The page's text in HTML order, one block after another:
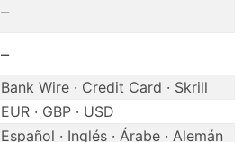
–
–
Bank Wire · Credit Card · Skrill
EUR · GBP · USD
Español · Inglés · Árabe · Alemán